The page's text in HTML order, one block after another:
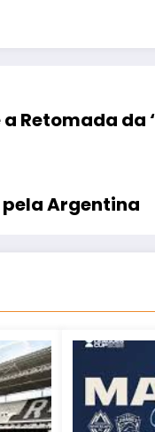
Retomada da
pela Argentina